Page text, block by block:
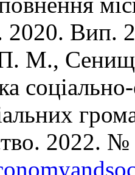
2020. Вип.
М.,
2022.